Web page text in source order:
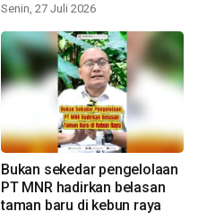
Senin, 27 Juli 2026
Bukan sekedar pengelolaan
PT MNR hadirkan belasan
taman baru di kebun raya